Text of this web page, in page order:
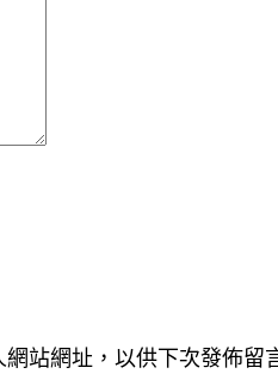
站網址，以供下次發佈留